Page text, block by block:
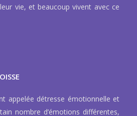
vie, et beaucoup vivent avec ce
appelée détresse émotionnelle et
nombre d’émotions différentes,